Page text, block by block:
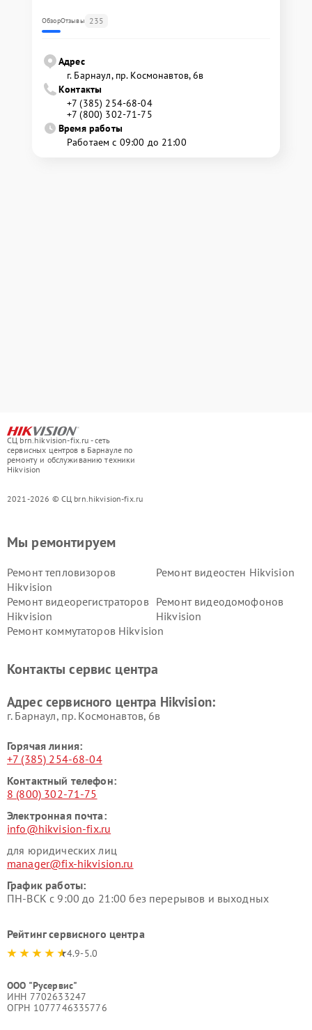
ОбзорОтзывы 235
Адрес
г. Барнаул, ​пр. Космонавтов, 6в
Контакты
+7 (385) 254-68-04
+7 (800) 302-71-75
Время работы
Работаем с 09:00 до 21:00
СЦ brn.hikvision-fix.ru - сеть
сервисных центров в Барнауле по
ремонту и обслуживанию техники
Hikvision
2021-2026 © СЦ brn.hikvision-fix.ru
Мы ремонтируем
Ремонт тепловизоров
Hikvision
Ремонт видеостен Hikvision
Ремонт видеорегистраторов
Hikvision
Ремонт видеодомофонов
Hikvision
Ремонт коммутаторов Hikvision
Контакты сервис центра
Адрес сервисного центра Hikvision:
г. Барнаул, ​пр. Космонавтов, 6в
Горячая линия:
+7 (385) 254-68-04
Контактный телефон:
8 (800) 302-71-75
Электронная почта:
info@hikvision-fix.ru
для юридических лиц
manager@fix-hikvision.ru
График работы:
ПН-ВСК с 9:00 до 21:00 без перерывов и выходных
Рейтинг сервисного центра
4.9-5.0
ООО "Русервис"
ИНН 7702633247
ОГРН 1077746335776